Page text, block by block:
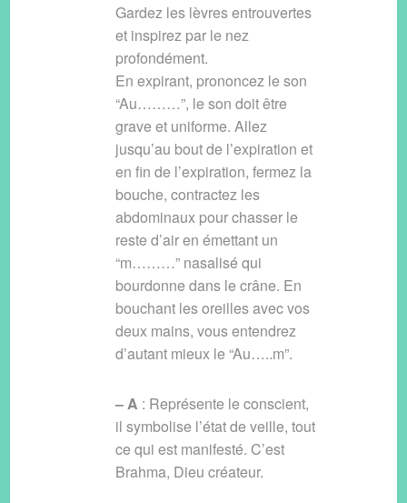
Gardez les lèvres entrouvertes
et inspirez par le nez
profondément.
En expirant, prononcez le son
“Au………”, le son doit être
grave et uniforme. Allez
jusqu’au bout de l’expiration et
en fin de l’expiration, fermez la
bouche, contractez les
abdominaux pour chasser le
reste d’air en émettant un
“m………” nasalisé qui
bourdonne dans le crâne. En
bouchant les oreilles avec vos
deux mains, vous entendrez
d’autant mieux le “Au…..m”.
– A : Représente le conscient,
il symbolise l’état de veille, tout
ce qui est manifesté. C’est
Brahma, Dieu créateur.